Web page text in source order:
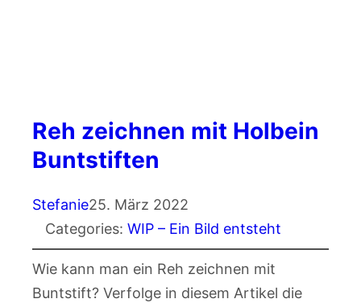
Reh zeichnen mit Holbein
Buntstiften
Stefanie25. März 2022
Categories: WIP – Ein Bild entsteht
Wie kann man ein Reh zeichnen mit
Buntstift? Verfolge in diesem Artikel die